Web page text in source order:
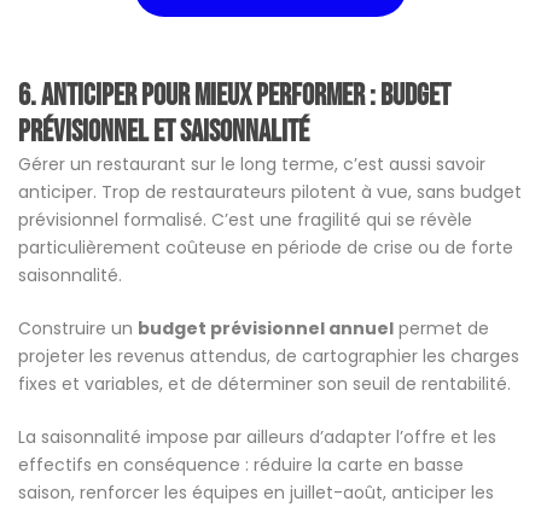
6. Anticiper pour mieux performer : budget
prévisionnel et saisonnalité
Gérer un restaurant sur le long terme, c’est aussi savoir
anticiper. Trop de restaurateurs pilotent à vue, sans budget
prévisionnel formalisé. C’est une fragilité qui se révèle
particulièrement coûteuse en période de crise ou de forte
saisonnalité.
Construire un budget prévisionnel annuel permet de
projeter les revenus attendus, de cartographier les charges
fixes et variables, et de déterminer son seuil de rentabilité.
La saisonnalité impose par ailleurs d’adapter l’offre et les
effectifs en conséquence : réduire la carte en basse
saison, renforcer les équipes en juillet-août, anticiper les